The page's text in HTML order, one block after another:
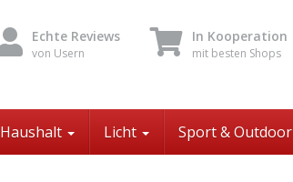
Echte Reviews
von Usern
In Kooperation
mit besten Shops
Haushalt Licht Sport & Outdoor